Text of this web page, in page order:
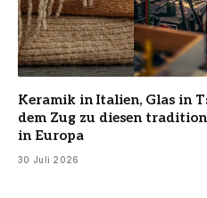
Keramik in Italien, Glas in
dem Zug zu diesen
in Europa
30 Juli 2026